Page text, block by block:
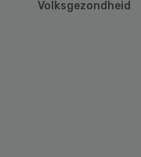
Volksgezondheid